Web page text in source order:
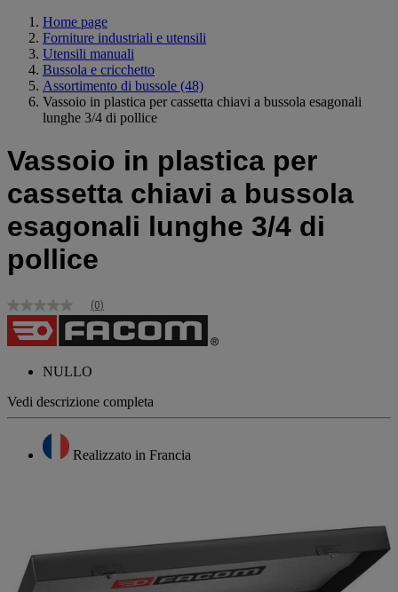
Home page
Forniture industriali e utensili
Utensili manuali
Bussola e cricchetto
Assortimento di bussole (48)
Vassoio in plastica per cassetta chiavi a bussola esagonali
lunghe 3/4 di pollice
Vassoio in plastica per
cassetta chiavi a bussola
esagonali lunghe 3/4 di
pollice
Nessuna
valutazione
Stesso
(0)
NULLO
Vedi descrizione completa
Realizzato in Francia